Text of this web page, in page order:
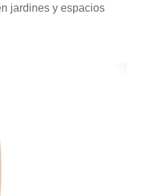
jardines y espacios